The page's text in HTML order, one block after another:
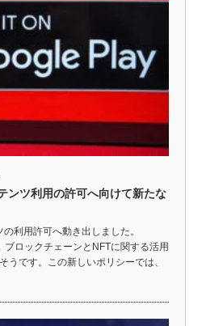
ツ利用の許可へ向けて新たな
利用許可へ動き出しました。
ロックチェーンとNFTに関する活用
うです。この新しいポリシーでは、